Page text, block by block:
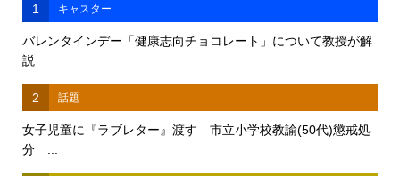
1 キャスター
バレンタインデー「健康志向チョコレート」について教授が解
説
2 話題
女子児童に『ラブレター』渡す 市立小学校教諭(50代)懲戒処
分 ...